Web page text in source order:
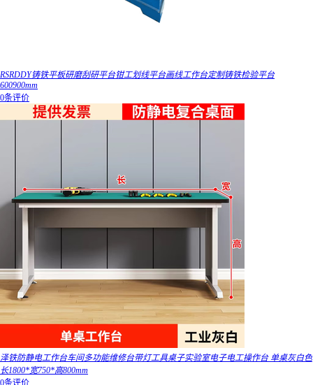
RSRDDY铸铁平板研磨刮研平台钳工划线平台画线工作台定制铸铁检验平台
600900mm
0条评价
泽铁防静电工作台车间多功能维修台带灯工具桌子实验室电子电工操作台 单桌灰白色
长1800*宽750*高800mm
0条评价